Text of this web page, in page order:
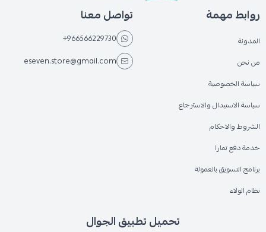
روابط مهمة
المدونة
من نحن
سياسة الخصوصية
سياسة الاستبدال والاسترجاع
الشروط والاحكام
خدمة دفع تمارا
برنامج التسويق بالعمولة
نظام الولاء
تواصل معنا
+966566229730
eseven.store@gmail.com
تحميل تطبيق الجوال